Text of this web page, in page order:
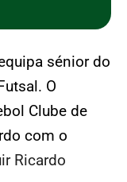
sénior do
O
Clube de
com o
Ricardo